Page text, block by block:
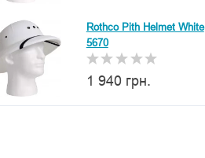
Rothco Pith Helmet White
5670
1 940 грн.